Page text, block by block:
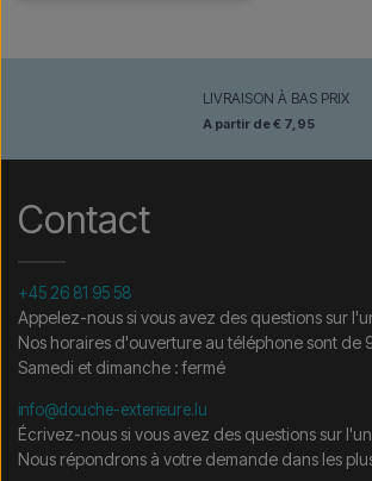
LIVRAISON À BAS PRIX
A partir de € 7,95
Contact
+45 26 81 95 58
Appelez-nous si vous avez des questions sur
Nos horaires d'ouverture au téléphone sont de
Samedi et dimanche : fermé
info@douche-exterieure.lu
Écrivez-nous si vous avez des questions sur
Nous répondrons à votre demande dans les